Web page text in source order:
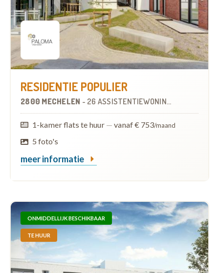
RESIDENTIE POPULIER
2800 MECHELEN - 26 ASSISTENTIEWONINGEN
1-kamer flats te huur — vanaf € 753/maand
5 foto's
meer informatie
ONMIDDELLIJK BESCHIKBAAR
TE HUUR